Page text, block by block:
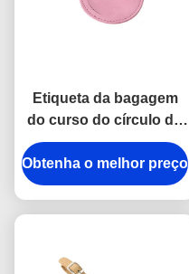
Etiqueta da bagagem
do curso do círculo do
plutônio com o
presente da
propaganda da correia
Obtenha o melhor preço